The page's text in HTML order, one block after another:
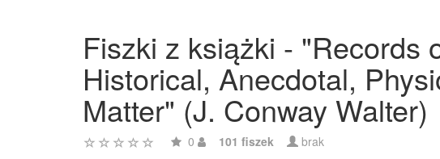
Fiszki z książki - "Records
Historical, Anecdotal,
Matter" (J. Conway Walter)
0 101 fiszek brak